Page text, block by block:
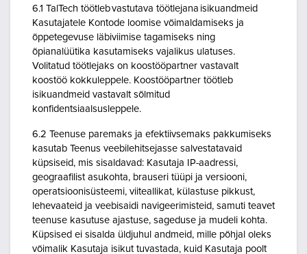
6.1 TalTech töötleb vastutava töötlejana isikuandmeid
Kasutajatele Kontode loomise võimaldamiseks ja
õppetegevuse läbiviimise tagamiseks ning
õpianalüütika kasutamiseks vajalikus ulatuses.
Volitatud töötlejaks on koostööpartner vastavalt
koostöö kokkuleppele. Koostööpartner töötleb
isikuandmeid vastavalt sõlmitud
konfidentsiaalsusleppele.
6.2 Teenuse paremaks ja efektiivsemaks pakkumiseks
kasutab Teenus veebilehitsejasse salvestatavaid
küpsiseid, mis sisaldavad: Kasutaja IP-aadressi,
geograafilist asukohta, brauseri tüüpi ja versiooni,
operatsioonisüsteemi, viiteallikat, külastuse pikkust,
lehevaateid ja veebisaidi navigeerimisteid, samuti teavet
teenuse kasutuse ajastuse, sageduse ja mudeli kohta.
Küpsised ei sisalda üldjuhul andmeid, mille põhjal oleks
võimalik Kasutaja isikut tuvastada, kuid Kasutaja poolt